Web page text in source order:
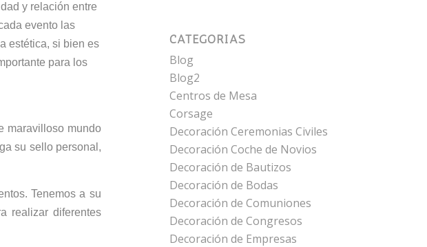
y relación entre
evento las
estética, si bien es
para los
maravilloso mundo
su sello personal,
Tenemos a su
realizar diferentes
CATEGORÍAS
Blog
Blog2
Centros de Mesa
Corsage
Decoración Ceremonias Civiles
Decoración Coche de Novios
Decoración de Bautizos
Decoración de Bodas
Decoración de Comuniones
Decoración de Congresos
Decoración de Empresas